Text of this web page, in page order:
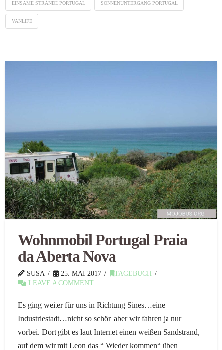
EINSAME STRÄNDE PORTUGAL SONNENUNTERGANG PORTUGAL
VANLIFE
Wohnmobil Portugal Praia
da Aberta Nova
SUSA 25. MAI 2017
TAGEBUCH
LEAVE A COMMENT
Es ging weiter für uns in Richtung Sines…eine
Industriestadt…nicht so schön aber wir fahren ja nur
vorbei. Dort gibt es laut Internet einen weißen Sandstrand,
auf dem wir mit Leon das “ Wieder kommen“ üben